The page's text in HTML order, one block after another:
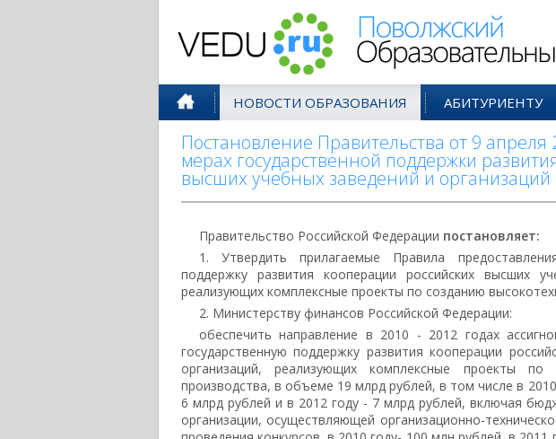
НОВОСТИ ОБРАЗОВАНИЯ АБИТУРИЕНТУ
Постановление Правительства от 9 апреля
мерах государственной поддержки
высших учебных заведений и организаций
Правительство Российской Федерации постановляет:
1. Утвердить прилагаемые Правила
поддержку развития кооперации российских высших
реализующих комплексные проекты по созданию
2. Министерству финансов Российской Федерации:
обеспечить направление в 2010 - 2012 годах
государственную поддержку развития кооперации
организаций, реализующих комплексные проекты по
производства, в объеме 19 млрд рублей, в том числе в
6 млрд рублей и в 2012 году - 7 млрд рублей, включая
организации, осуществляющей организационно-